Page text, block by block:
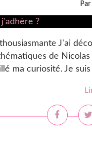
J'ai
de
ma curiosité. Je